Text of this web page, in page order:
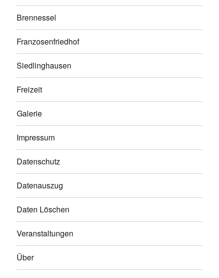
Brennessel
Franzosenfriedhof
Siedlinghausen
Freizeit
Galerie
Impressum
Datenschutz
Datenauszug
Daten Löschen
Veranstaltungen
Über